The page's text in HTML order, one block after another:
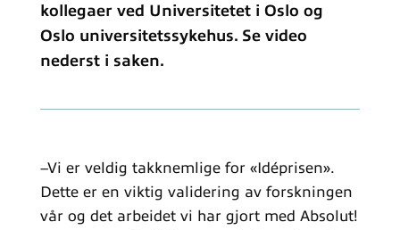
kollegaer ved Universitetet i Oslo og
Oslo universitetssykehus. Se video
nederst i saken.
–Vi er veldig takknemlige for «Idéprisen».
Dette er en viktig validering av forskningen
vår og det arbeidet vi har gjort med Absolut!